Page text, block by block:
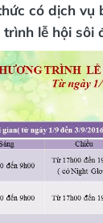
có dịch vụ
lễ hội sôi